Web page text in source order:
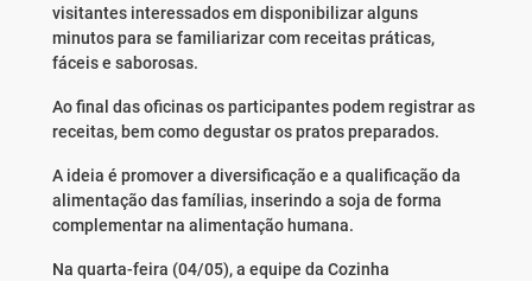
visitantes interessados em disponibilizar alguns
minutos para se familiarizar com receitas práticas,
fáceis e saborosas.
Ao final das oficinas os participantes podem registrar as
receitas, bem como degustar os pratos preparados.
A ideia é promover a diversificação e a qualificação da
alimentação das famílias, inserindo a soja de forma
complementar na alimentação humana.
Na quarta-feira (04/05), a equipe da Cozinha